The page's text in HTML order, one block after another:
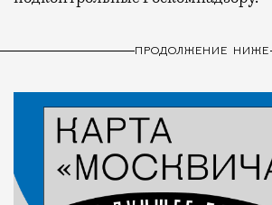
ПРОДОЛЖЕНИЕ НИЖЕ